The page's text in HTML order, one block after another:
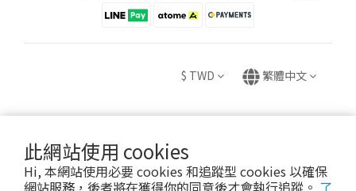
此網站使用 cookies
Hi, 本網站使用必要 cookies 和追蹤型 cookies 以確保
網站服務，後者將在獲得你的同意後才會執行追蹤。 了
$ TWD 繁體中文
Copyright © 2020 HUEI YING INTERNATIONAL TRADE CO., LTD.
卉盈國際貿易有限公司 統編：82882831